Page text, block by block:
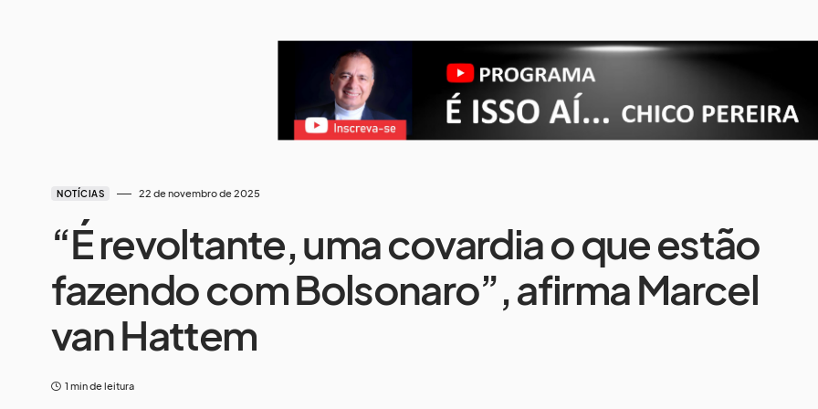
NOTÍCIAS 22 de novembro de 2025
“É revoltante, uma covardia o que estão
fazendo com Bolsonaro”, afirma Marcel
van Hattem
1 min de leitura